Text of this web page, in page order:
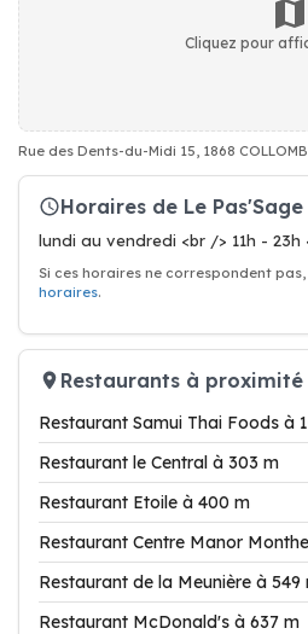
Cliquez pour
Rue des Dents-du-Midi 15, 1868
Horaires de Le Pas'Sage
lundi au vendredi <br /> 11h - 23h
Si ces horaires ne correspondent
horaires.
Restaurants à proximité
Restaurant Samui Thai Foods à
Restaurant le Central à 303 m
Restaurant Etoile à 400 m
Restaurant Centre Manor
Restaurant de la Meunière à 549
Restaurant McDonald's à 637 m